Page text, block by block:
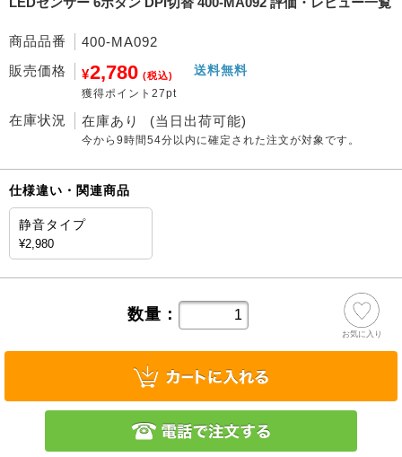
商品品番
400-MA092
販売価格
¥2,780 (税込)
獲得ポイント27pt
送料無料
在庫状況 在庫あり (当日出荷可能)
今から9時間54分 以内に確定された注文が対象です。
仕様違い・関連商品
静音タイプ
¥2,980
数量：
お気に入り